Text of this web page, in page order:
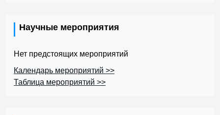
Научные мероприятия
Нет предстоящих мероприятий
Календарь мероприятий >>
Таблица мероприятий >>